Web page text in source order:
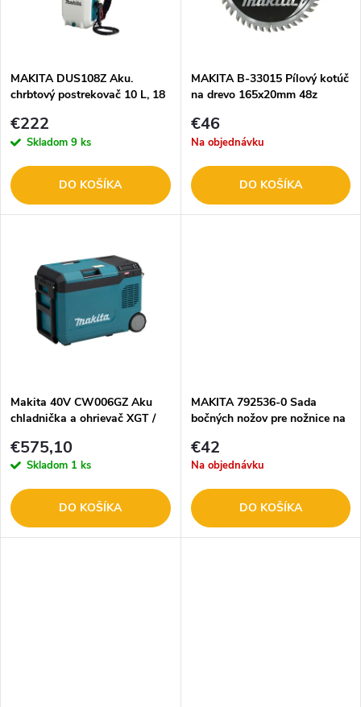
e
p
r
o
o
v
s
p
r
o
o
v
MAKITA DUS108Z Aku.
chrbtový postrekovač 10 L, 18
€222
Skladom 9 ks
DO KOŠÍKA
MAKITA B-33015 Pílový kotúč
na drevo 165x20mm 48z
€46
Na objednávku
DO KOŠÍKA
Makita 40V CW006GZ Aku
chladnička a ohrievač XGT /
€575,10
Skladom 1 ks
DO KOŠÍKA
MAKITA 792536-0 Sada
bočných nožov pre nožnice na
€42
Na objednávku
DO KOŠÍKA